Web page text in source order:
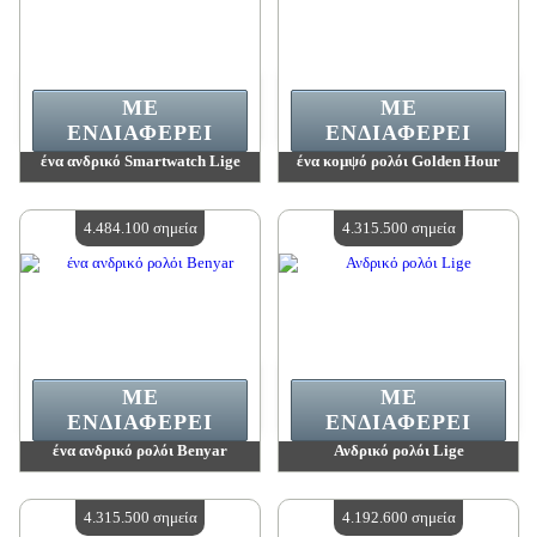
ένα ανδρικό Smartwatch Lige
Διαθέσιμη ποσότητα:4
ΜΕ
ΕΝΔΙΑΦΈΡΕΙ
ένα κομψό ρολόι Golden Hour
Διαθέσιμη ποσότητα:4
ΜΕ
ΕΝΔΙΑΦΈΡΕΙ
ένα ανδρικό ρολόι Benyar
Διαθέσιμη ποσότητα:4
ΜΕ
ΕΝΔΙΑΦΈΡΕΙ
4.484.100 σημεία
Ανδρικό ρολόι Lige
Διαθέσιμη ποσότητα:4
ΜΕ
ΕΝΔΙΑΦΈΡΕΙ
4.315.500 σημεία
4.315.500 σημεία 4.192.600 σημεία